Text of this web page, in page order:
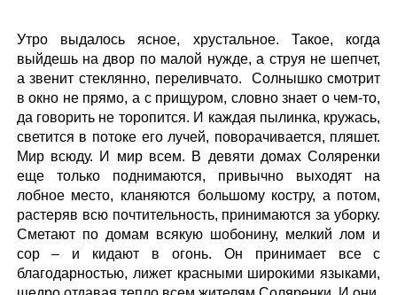
Утро выдалось ясное, хрустальное. Такое, когда
выйдешь на двор по малой нужде, а струя не шепчет,
а звенит стеклянно, переливчато. Солнышко смотрит
в окно не прямо, а с прищуром, словно знает о чем-то,
да говорить не торопится. И каждая пылинка, кружась,
светится в потоке его лучей, поворачивается, пляшет.
Мир всюду. И мир всем. В девяти домах Соляренки
еще только поднимаются, привычно выходят на
лобное место, кланяются большому костру, а потом,
растеряв всю почтительность, принимаются за уборку.
Сметают по домам всякую шобонину, мелкий лом и
сор – и кидают в огонь. Он принимает все с
благодарностью, лижет красными широкими языками,